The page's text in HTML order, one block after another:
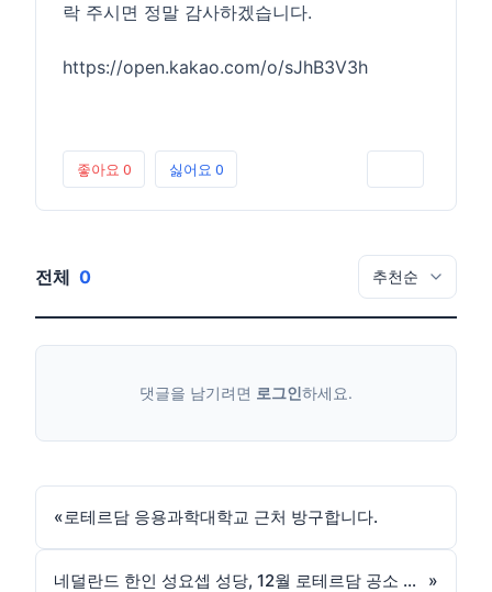
락 주시면 정말 감사하겠습니다.
https://open.kakao.com/o/sJhB3V3h
좋아요 0 싫어요 0
전체 0
댓글을 남기려면 로그인하세요.
«로테르담 응용과학대학교 근처 방구합니다.
네덜란드 한인 성요셉 성당, 12월 로테르담 공소 미사일시 »